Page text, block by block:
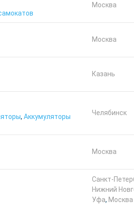
Москва
Москва
Казань
, Аккумуляторы
Челябинск
Москва
Санкт-
Нижний
Уфа, Москва